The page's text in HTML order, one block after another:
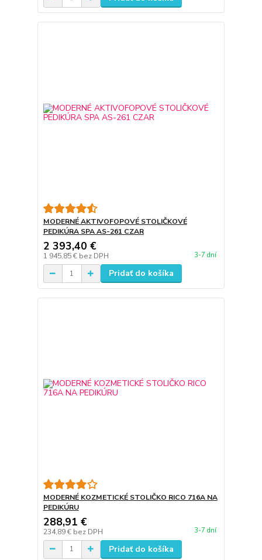
MODERNÉ AKTIVOFOPOVÉ STOLIČKOVÉ
PEDIKÚRA SPA AS-261 CZAR
2 393,40 €
1 945,85 € bez DPH 3-7 dní
Pridať do košíka
MODERNÉ KOZMETICKÉ STOLIČKO RICO 716A NA
PEDIKÚRU
288,91 €
234,89 € bez DPH 3-7 dní
Pridať do košíka